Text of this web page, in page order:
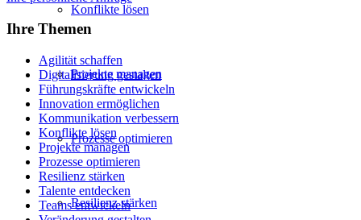
Konflikte lösen
Projekte managen
Prozesse optimieren
Resilienz stärken
Ihre Themen
Agilität schaffen
Digitalisierung gestalten
Führungskräfte entwickeln
Innovation ermöglichen
Kommunikation verbessern
Konflikte lösen
Projekte managen
Prozesse optimieren
Resilienz stärken
Talente entdecken
Teams entwickeln